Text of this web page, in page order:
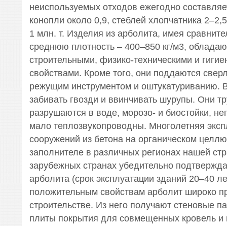
неиспользуемых отходов ежегодно
конопли около 0,9, стеблей хлопчатника
1 млн. т. Изделия из арболита, имея
среднюю плотность – 400–850 кг/м3,
строительными, физико-техническими и
свойствами. Кроме того, они поддаются
режущим инструментом и оштукатуриванию.
забивать гвозди и ввинчивать шурупы. Они
разрушаются в воде, морозо- и биостойки,
мало теплозвукопроводны. Многолетняя
сооружений из бетона на органическом
заполнителе в различных регионах нашей
зарубежных странах убедительно
арболита (срок эксплуатации зданий 20–40
положительным свойствам арболит широко
строительстве. Из него получают стеновые
плиты покрытия для совмещенных кровель и